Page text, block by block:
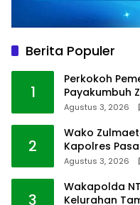
Berita Populer
1
Perkokoh
Payakumbuh
Agustus 3, 2026
2
Wako
Kapolres
Agustus 3, 2026
3
Wakapolda
Kelurahan